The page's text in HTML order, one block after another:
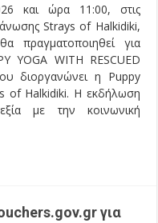
και ώρα 11:00, στις
Strays of Halkidiki,
πραγματοποιηθεί για
YOGA WITH RESCUED
διοργανώνει η Puppy
of Halkidiki. Η εκδήλωση
με την κοινωνική
για